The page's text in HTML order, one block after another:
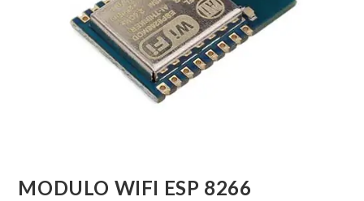
MODULO WIFI ESP 8266